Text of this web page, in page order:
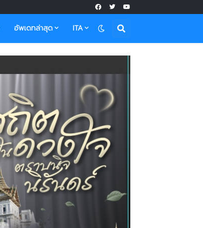
อัพเดทล่าสุด ITA